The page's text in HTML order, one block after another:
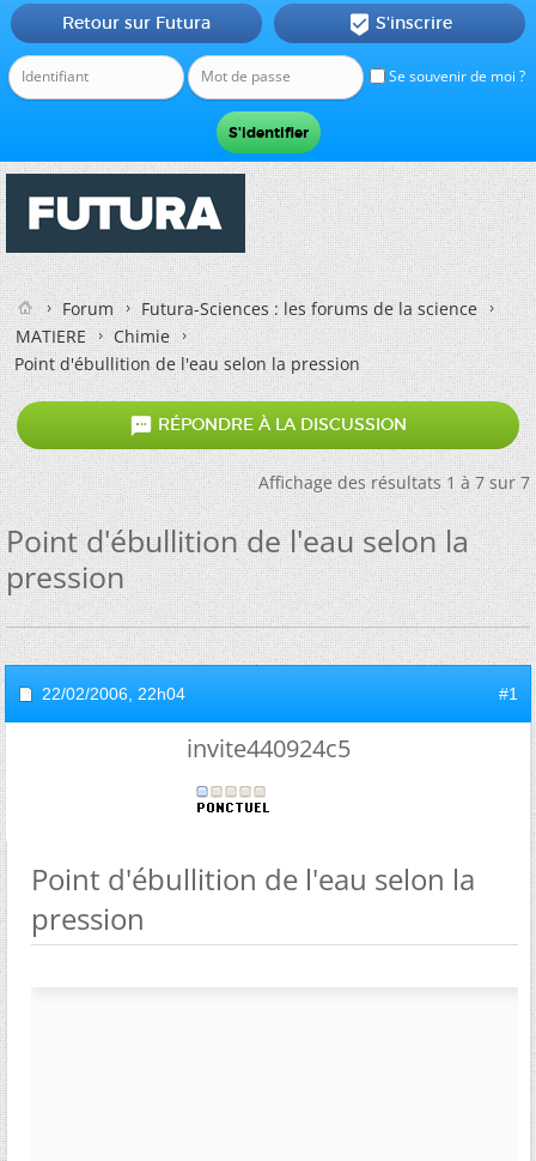
Se souvenir de moi ?
Retour sur Futura  S'inscrire
Forum
Futura-Sciences : les forums de la science
MATIERE
Chimie
Point d'ébullition de l'eau selon la pression
 RÉPONDRE À LA DISCUSSION
Affichage des résultats 1 à 7 sur 7
Point d'ébullition de l'eau selon la
pression
22/02/2006, 22h04 #1
invite440924c5
Point d'ébullition de l'eau selon la
pression